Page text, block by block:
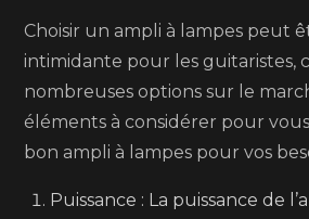
Choisir un ampli à lampes peut
intimidante pour les guitaristes,
nombreuses options sur le
éléments à considérer pour
bon ampli à lampes pour vos
Puissance : La puissance de